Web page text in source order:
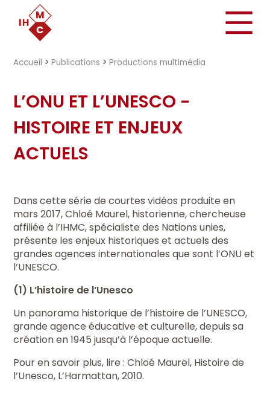
Accueil >Publications >Productions multimédia
L’ONU ET L’UNESCO -
HISTOIRE ET ENJEUX
ACTUELS
Dans cette série de courtes vidéos produite en
mars 2017, Chloé Maurel, historienne, chercheuse
affiliée à l’IHMC, spécialiste des Nations unies,
présente les enjeux historiques et actuels des
grandes agences internationales que sont l’ONU et
l’UNESCO.
(1) L’histoire de l’Unesco
Un panorama historique de l’histoire de l’UNESCO,
grande agence éducative et culturelle, depuis sa
création en 1945 jusqu’à l’époque actuelle.
Pour en savoir plus, lire : Chloé Maurel, Histoire de
l’Unesco, L’Harmattan, 2010.